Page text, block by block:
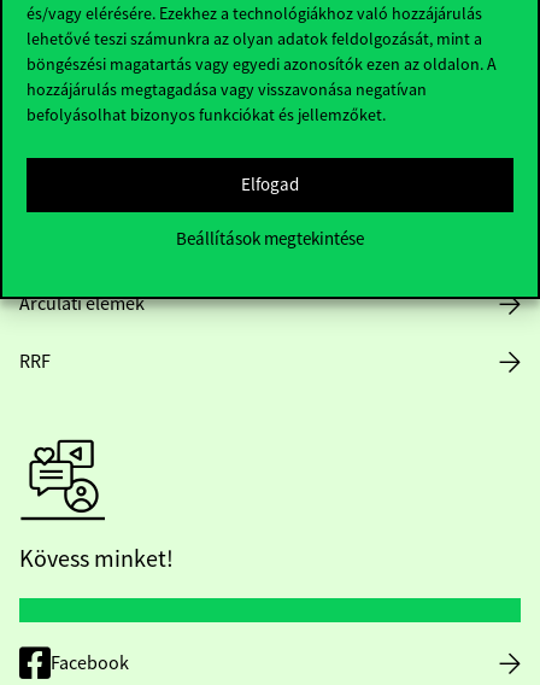
és/vagy elérésére. Ezekhez a technológiákhoz való hozzájárulás
lehetővé teszi számunkra az olyan adatok feldolgozását, mint a
böngészési magatartás vagy egyedi azonosítók ezen az oldalon. A
hozzájárulás megtagadása vagy visszavonása negatívan
befolyásolhat bizonyos funkciókat és jellemzőket.
Elfogad
Beállítások megtekintése
Nyitvatartás
Házirend
Arculati elemek
RRF
Kövess minket!
Facebook